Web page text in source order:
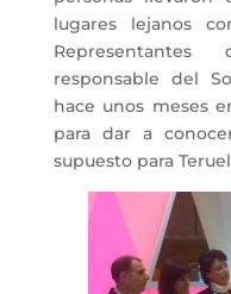
lugares lejanos
responsable del
hace unos meses
para dar a
supuesto para